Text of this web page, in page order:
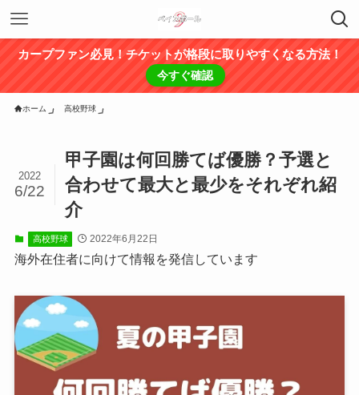
カープファン必見！チケットが格段に取りやすくなる方法！
今すぐ確認
ホーム 高校野球
甲子園は何回勝てば優勝？予選と
合わせて最大と最少をそれぞれ紹
介
2022
6/22
高校野球 2022年6月22日
海外在住者に向けて情報を発信しています